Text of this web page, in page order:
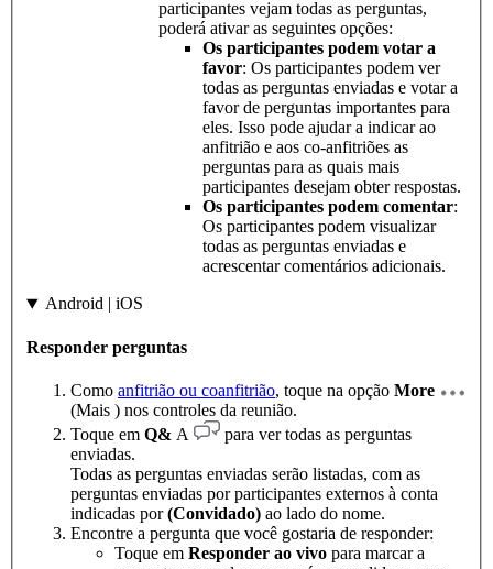
participantes vejam todas as perguntas,
poderá ativar as seguintes opções:
Os participantes podem votar a
favor: Os participantes podem ver
todas as perguntas enviadas e votar a
favor de perguntas importantes para
eles. Isso pode ajudar a indicar ao
anfitrião e aos co-anfitriões as
perguntas para as quais mais
participantes desejam obter respostas.
Os participantes podem comentar:
Os participantes podem visualizar
todas as perguntas enviadas e
acrescentar comentários adicionais.
Android | iOS
Responder perguntas
Como anfitrião ou coanfitrião, toque na opção More
(Mais ) nos controles da reunião.
Toque em Q& A
para ver todas as perguntas
enviadas.
Todas as perguntas enviadas serão listadas, com as
perguntas enviadas por participantes externos à conta
indicadas por(Convidado) ao lado do nome.
Encontre a pergunta que você gostaria de responder:
Toque em Responder ao vivo para marcar a